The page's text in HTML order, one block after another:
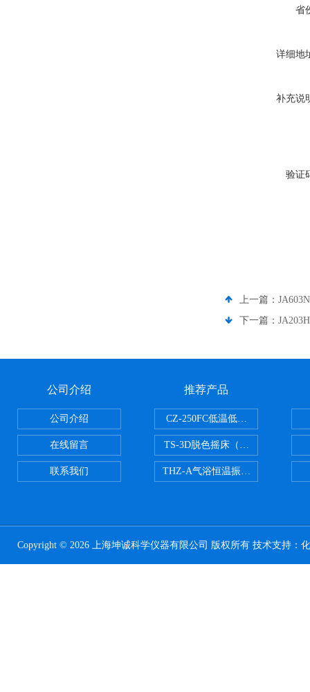
省
详细地
补充说
验证
上一篇：
下一篇：
公司介绍
公司介绍
在线留言
联系我们
推荐产品
CZ-250FC低温低湿种子储藏柜
TS-3D脱色摇床（三维运动）
THZ-A气浴恒温振荡器
Copyright © 2026 上海坤诚科学仪器有限公司 版权所有 技术支持：